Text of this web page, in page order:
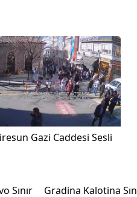
Gazi Caddesi Sesli
Sınır
Gradina Kalotina